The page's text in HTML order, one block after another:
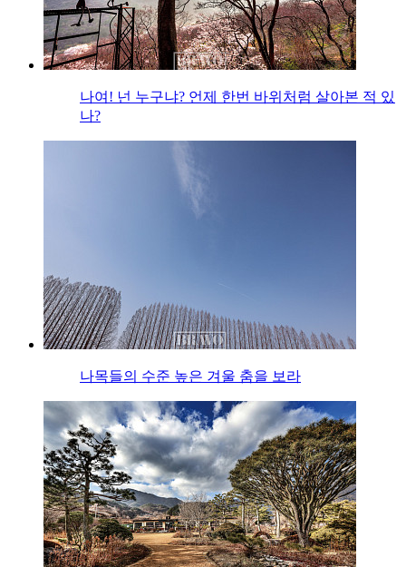
나여! 넌 누구냐? 언제 한번 바위처럼 살아본 적 있
나?
나목들의 수준 높은 겨울 춤을 보라